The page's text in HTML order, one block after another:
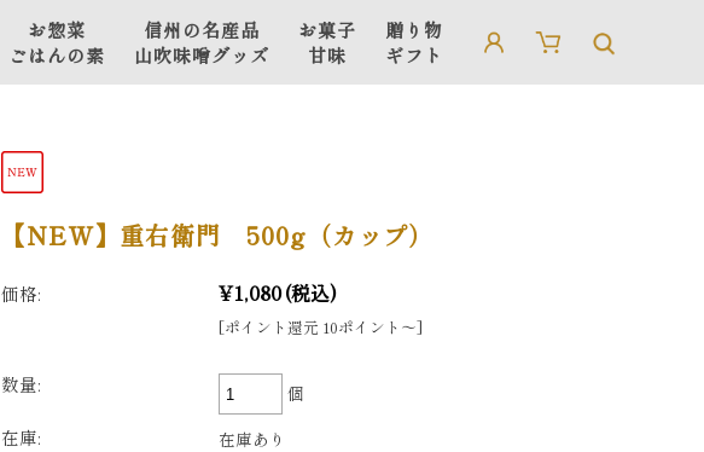
お惣菜
ごはんの素
肉と魚のお
ず
おかず味噌
その他
信州の名産品
山吹味噌グッズ
お菓子
甘味
贈り物
ギフト
【NEW】重右衛門 500g（カップ）
価格: ¥1,080(税込)
[ポイント還元 10ポイント〜]
数量: 個
在庫: 在庫あり